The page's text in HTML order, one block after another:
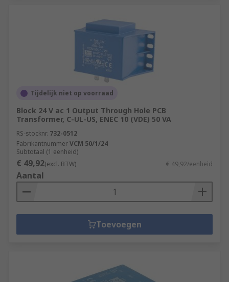
Tijdelijk niet op voorraad
Block 24 V ac 1 Output Through Hole PCB
Transformer, C-UL-US, ENEC 10 (VDE) 50 VA
RS-stocknr. 732-0512
FabrikantnummerVCM 50/1/24
Subtotaal (1 eenheid)
€ 49,92(excl. BTW) € 49,92/eenheid
Aantal
Toevoegen